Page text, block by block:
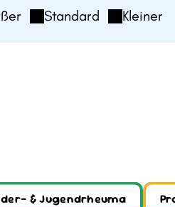
Standard Kleiner
& Jugendrheuma